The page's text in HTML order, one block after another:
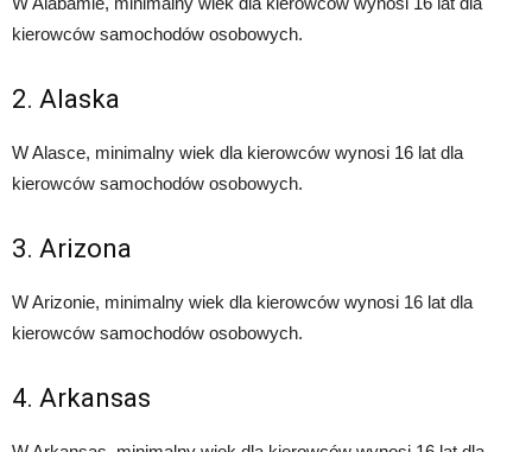
kierowców samochodów osobowych.
2. Alaska
W Alasce, minimalny wiek dla kierowców wynosi 16 lat dla
kierowców samochodów osobowych.
3. Arizona
W Arizonie, minimalny wiek dla kierowców wynosi 16 lat dla
kierowców samochodów osobowych.
4. Arkansas